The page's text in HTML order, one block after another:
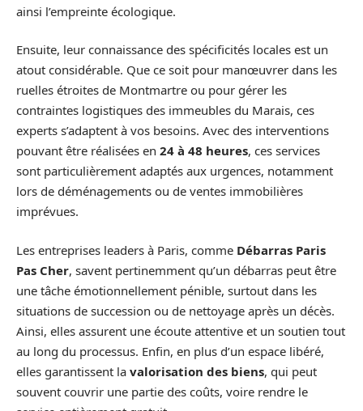
ainsi l’empreinte écologique.
Ensuite, leur connaissance des spécificités locales est un
atout considérable. Que ce soit pour manœuvrer dans les
ruelles étroites de Montmartre ou pour gérer les
contraintes logistiques des immeubles du Marais, ces
experts s’adaptent à vos besoins. Avec des interventions
pouvant être réalisées en 24 à 48 heures, ces services
sont particulièrement adaptés aux urgences, notamment
lors de déménagements ou de ventes immobilières
imprévues.
Les entreprises leaders à Paris, comme Débarras Paris
Pas Cher, savent pertinemment qu’un débarras peut être
une tâche émotionnellement pénible, surtout dans les
situations de succession ou de nettoyage après un décès.
Ainsi, elles assurent une écoute attentive et un soutien tout
au long du processus. Enfin, en plus d’un espace libéré,
elles garantissent la valorisation des biens, qui peut
souvent couvrir une partie des coûts, voire rendre le